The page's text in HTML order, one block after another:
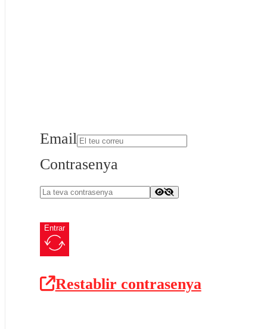
Email
Contrasenya
Entrar
Restablir contrasenya